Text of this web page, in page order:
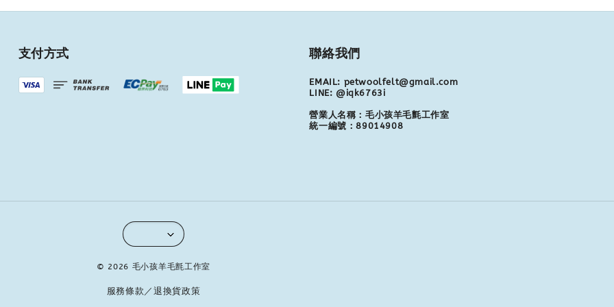
支付方式 聯絡我們
EMAIL: petwoolfelt@gmail.com
LINE: @iqk6763i
營業人名稱：毛小孩羊毛氈工作室
統一編號：89014908
© 2026 毛小孩羊毛氈工作室
服務條款／退換貨政策